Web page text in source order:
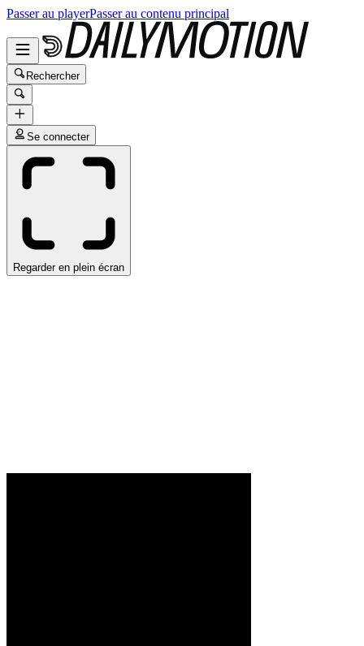
Passer au playerPasser au contenu principal
Rechercher
Se connecter
Regarder en plein écran